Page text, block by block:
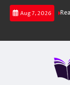
Skip
Aug 7, 2026
Reading a